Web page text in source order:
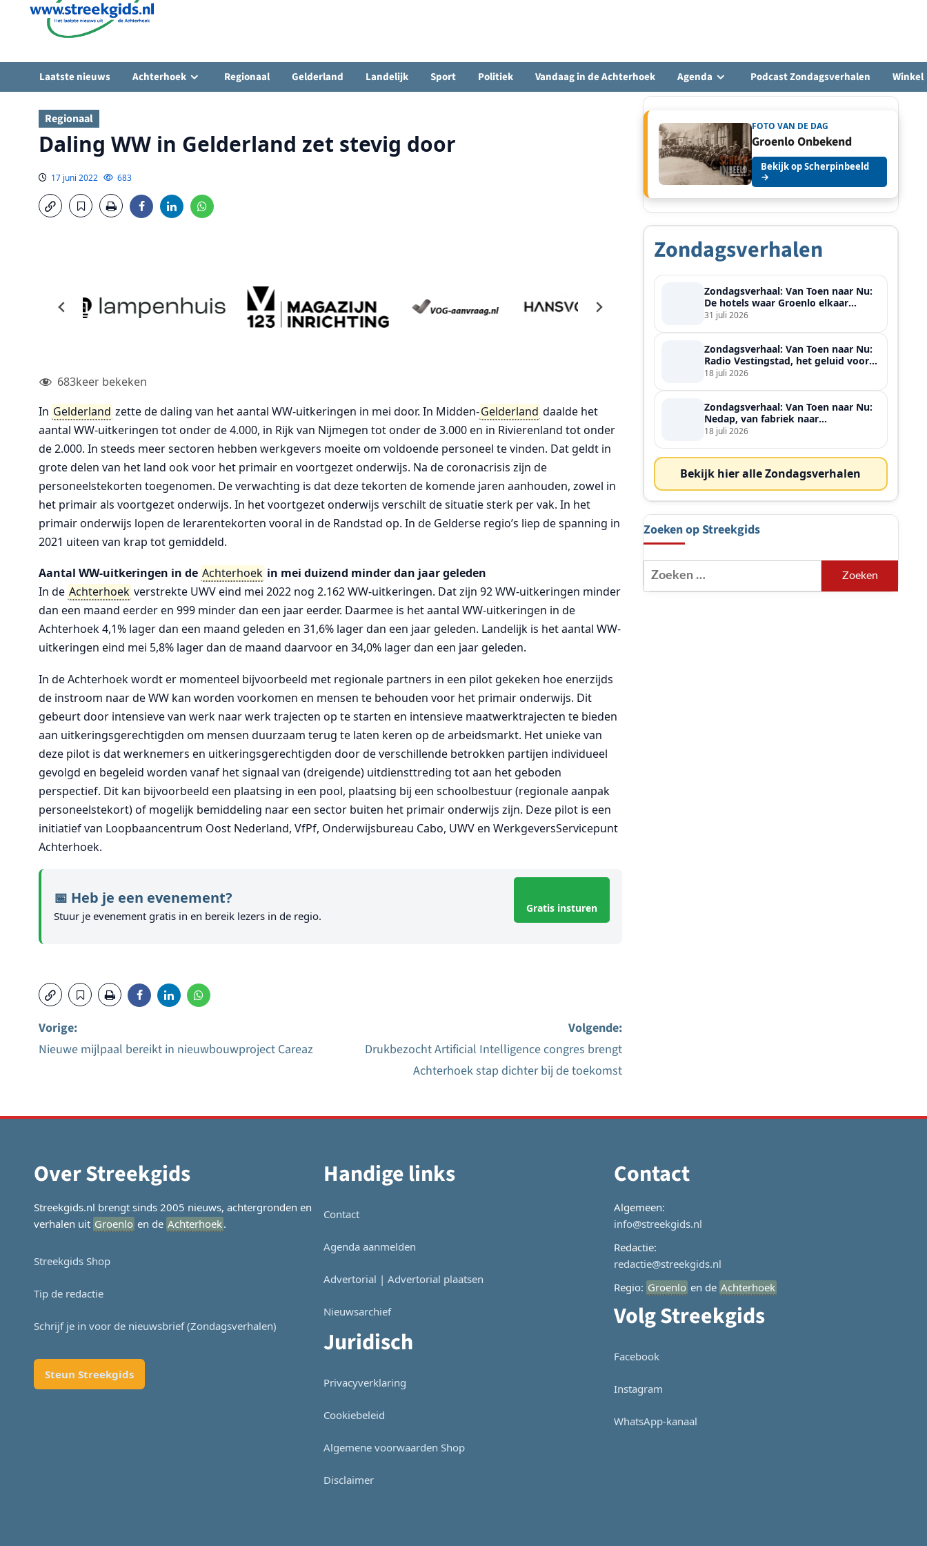
Laatste nieuws Achterhoek Regionaal Gelderland Landelijk Sport Politiek Vandaag in de Achterhoek Agenda Podcast Zondagsverhalen Winkel
Regionaal
Daling WW in Gelderland zet stevig door
17 juni 2022 683
683keer bekeken
In Gelderland zette de daling van het aantal WW-uitkeringen in mei door. In Midden-Gelderland daalde het
aantal WW-uitkeringen tot onder de 4.000, in Rijk van Nijmegen tot onder de 3.000 en in Rivierenland tot onder
de 2.000. In steeds meer sectoren hebben werkgevers moeite om voldoende personeel te vinden. Dat geldt in
grote delen van het land ook voor het primair en voortgezet onderwijs. Na de coronacrisis zijn de
personeelstekorten toegenomen. De verwachting is dat deze tekorten de komende jaren aanhouden, zowel in
het primair als voortgezet onderwijs. In het voortgezet onderwijs verschilt de situatie sterk per vak. In het
primair onderwijs lopen de lerarentekorten vooral in de Randstad op. In de Gelderse regio’s liep de spanning in
2021 uiteen van krap tot gemiddeld.
Aantal WW-uitkeringen in de Achterhoek in mei duizend minder dan jaar geleden
In de Achterhoek verstrekte UWV eind mei 2022 nog 2.162 WW-uitkeringen. Dat zijn 92 WW-uitkeringen minder
dan een maand eerder en 999 minder dan een jaar eerder. Daarmee is het aantal WW-uitkeringen in de
Achterhoek 4,1% lager dan een maand geleden en 31,6% lager dan een jaar geleden. Landelijk is het aantal WW-
uitkeringen eind mei 5,8% lager dan de maand daarvoor en 34,0% lager dan een jaar geleden.
In de Achterhoek wordt er momenteel bijvoorbeeld met regionale partners in een pilot gekeken hoe enerzijds
de instroom naar de WW kan worden voorkomen en mensen te behouden voor het primair onderwijs. Dit
gebeurt door intensieve van werk naar werk trajecten op te starten en intensieve maatwerktrajecten te bieden
aan uitkeringsgerechtigden om mensen duurzaam terug te laten keren op de arbeidsmarkt. Het unieke van
deze pilot is dat werknemers en uitkeringsgerechtigden door de verschillende betrokken partijen individueel
gevolgd en begeleid worden vanaf het signaal van (dreigende) uitdiensttreding tot aan het geboden
perspectief. Dit kan bijvoorbeeld een plaatsing in een pool, plaatsing bij een schoolbestuur (regionale aanpak
personeelstekort) of mogelijk bemiddeling naar een sector buiten het primair onderwijs zijn. Deze pilot is een
initiatief van Loopbaancentrum Oost Nederland, VfPf, Onderwijsbureau Cabo, UWV en WerkgeversServicepunt
Achterhoek.
📅 Heb je een evenement?
Stuur je evenement gratis in en bereik lezers in de regio.
Gratis insturen
Bericht
Vorige:
Nieuwe mijlpaal bereikt in nieuwbouwproject Careaz
Volgende:
Drukbezocht Artificial Intelligence congres brengt
Achterhoek stap dichter bij de toekomst
FOTO VAN DE DAG
Groenlo Onbekend
Bekijk op Scherpinbeeld
→
Zondagsverhalen
Zondagsverhaal: Van Toen naar Nu:
De hotels waar Groenlo elkaar
ontmoette
31 juli 2026
Zondagsverhaal: Van Toen naar Nu:
Radio Vestingstad, het geluid voor
heel de streek
18 juli 2026
Zondagsverhaal: Van Toen naar Nu:
Nedap, van fabriek naar
wereldspeler
18 juli 2026
Bekijk hier alle Zondagsverhalen
Zoeken op Streekgids
Zoeken
naar:
Over Streekgids
Streekgids.nl brengt sinds 2005 nieuws, achtergronden en
verhalen uit Groenlo en de Achterhoek.
Streekgids Shop
Tip de redactie
Schrijf je in voor de nieuwsbrief (Zondagsverhalen)
Steun Streekgids
Handige links
Contact
Agenda aanmelden
Advertorial | Advertorial plaatsen
Nieuwsarchief
Juridisch
Privacyverklaring
Cookiebeleid
Algemene voorwaarden Shop
Disclaimer
Contact
Algemeen:
info@streekgids.nl
Redactie:
redactie@streekgids.nl
Regio: Groenlo en de Achterhoek
Volg Streekgids
Facebook
Instagram
WhatsApp-kanaal